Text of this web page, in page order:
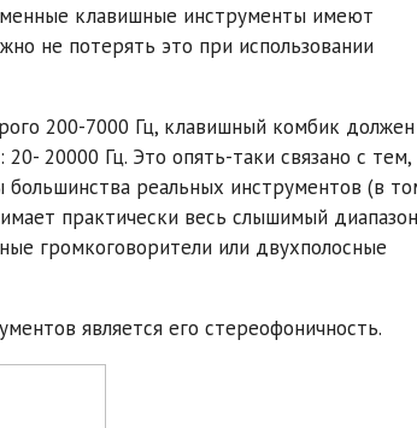
клавишные инструменты имеют
не потерять это при использовании
200-7000 Гц, клавишный комбик должен
20000 Гц. Это опять-таки связано с тем,
реальных инструментов (в
практически весь слышимый
громкоговорители или двухполосные
является его стереофоничность.